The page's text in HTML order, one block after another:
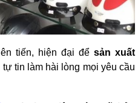
tiến, hiện đại để sản xuất
tự tin làm hài lòng mọi yêu cầu